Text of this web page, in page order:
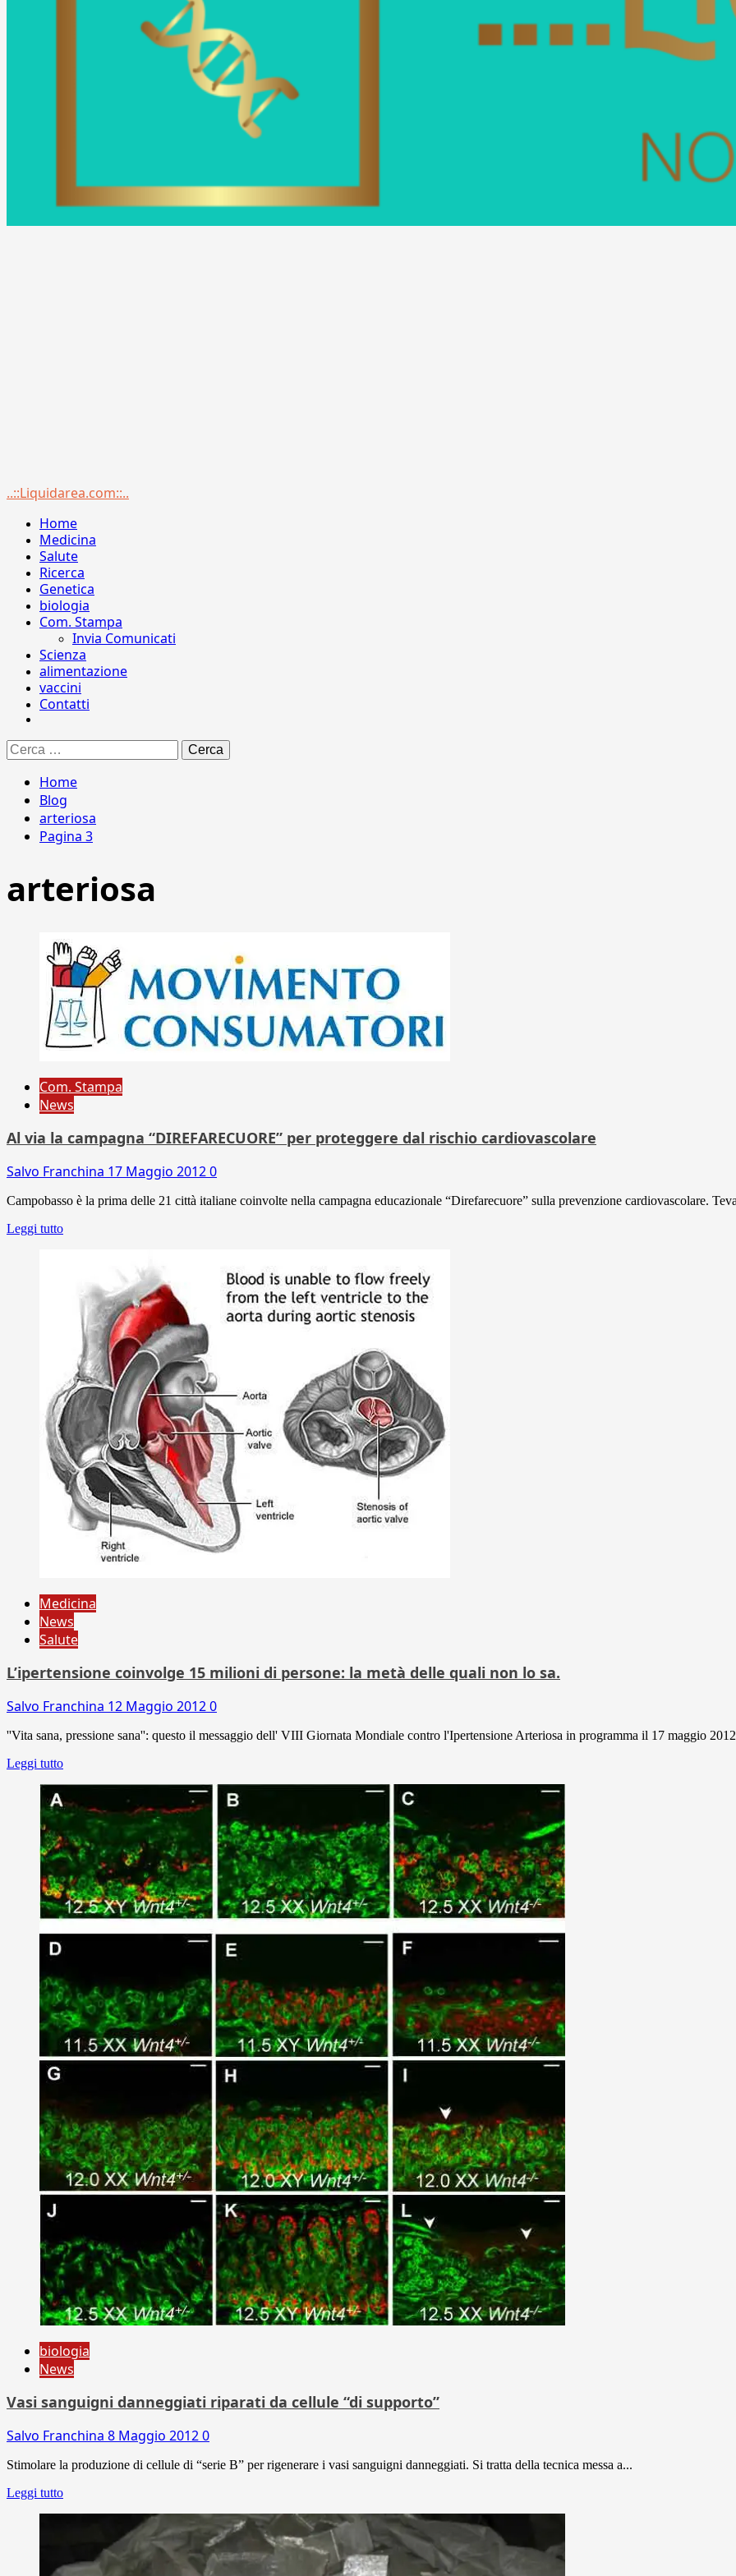
Menu
..::Liquidarea.com::..
Home
Medicina
Salute
Ricerca
Genetica
biologia
Com. Stampa
Invia Comunicati
Scienza
alimentazione
vaccini
Contatti
Ricerca
per:
Home
Blog
arteriosa
Pagina 3
arteriosa
Com. Stampa
News
Al via la campagna “DIREFARECUORE” per proteggere dal rischio cardiovascolare
Salvo Franchina 17 Maggio 20120
Campobasso è la prima delle 21 città italiane coinvolte nella campagna educazionale “Direfarecuore” sulla prevenzione cardiovascolare.
Leggi tutto
Medicina
News
Salute
L’ipertensione coinvolge 15 milioni di persone: la metà delle quali non lo sa.
Salvo Franchina 12 Maggio 20120
''Vita sana, pressione sana'': questo il messaggio dell' VIII Giornata Mondiale contro l'Ipertensione Arteriosa in programma il 17 maggio
Leggi tutto
biologia
News
Vasi sanguigni danneggiati riparati da cellule “di supporto”
Salvo Franchina 8 Maggio 20120
Stimolare la produzione di cellule di “serie B” per rigenerare i vasi sanguigni danneggiati. Si tratta della tecnica messa a...
Leggi tutto